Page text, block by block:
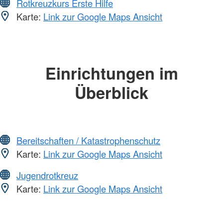
Rotkreuzkurs Erste Hilfe
Karte: Link zur Google Maps Ansicht
Einrichtungen im
Überblick
Bereitschaften / Katastrophenschutz
Karte: Link zur Google Maps Ansicht
Jugendrotkreuz
Karte: Link zur Google Maps Ansicht